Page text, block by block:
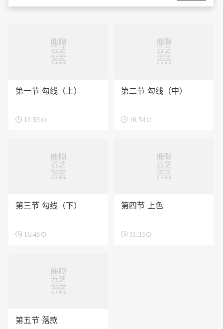
第一节 勾线（上）
 12:59
第二节 勾线（中）
 16:54
第三节 勾线（下）
 16:48
第四节 上色
 11:33
第五节 落款